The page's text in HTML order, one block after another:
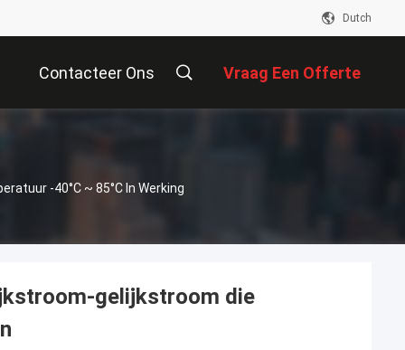
Dutch
Contacteer Ons Vraag Een Offerte
-40°C ~ 85°C In Werking
gelijkstroom die